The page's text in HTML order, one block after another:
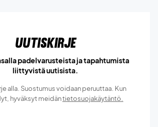
Uutiskirje
padelvarusteista ja tapahtumista
liittyvistä uutisista.
alla. Suostumus voidaan peruuttaa. Kun
hyväksyt meidäntietosuojakäytäntö.